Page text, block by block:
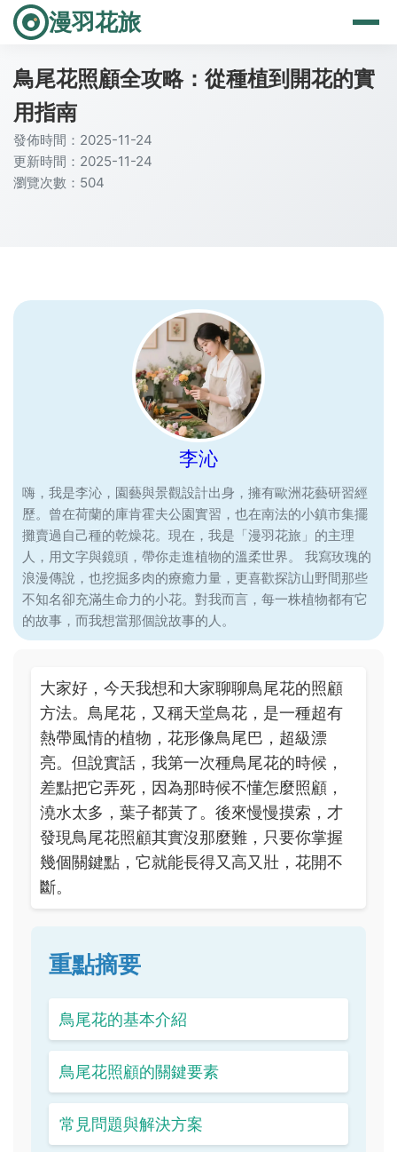
漫羽花旅
鳥尾花照顧全攻略：從種植到開花的實
用指南
發佈時間：2025-11-24
更新時間：2025-11-24
瀏覽次數：504
李沁
嗨，我是李沁，園藝與景觀設計出身，擁有歐洲花藝研習經
歷。曾在荷蘭的庫肯霍夫公園實習，也在南法的小鎮市集擺
攤賣過自己種的乾燥花。現在，我是「漫羽花旅」的主理
人，用文字與鏡頭，帶你走進植物的溫柔世界。 我寫玫瑰的
浪漫傳說，也挖掘多肉的療癒力量，更喜歡探訪山野間那些
不知名卻充滿生命力的小花。對我而言，每一株植物都有它
的故事，而我想當那個說故事的人。
大家好，今天我想和大家聊聊鳥尾花的照顧
方法。鳥尾花，又稱天堂鳥花，是一種超有
熱帶風情的植物，花形像鳥尾巴，超級漂
亮。但說實話，我第一次種鳥尾花的時候，
差點把它弄死，因為那時候不懂怎麼照顧，
澆水太多，葉子都黃了。後來慢慢摸索，才
發現鳥尾花照顧其實沒那麼難，只要你掌握
幾個關鍵點，它就能長得又高又壯，花開不
斷。
重點摘要
鳥尾花的基本介紹
鳥尾花照顧的關鍵要素
常見問題與解決方案